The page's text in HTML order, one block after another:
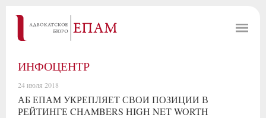
ИНФОЦЕНТР
24 июля 2018
АБ ЕПАМ УКРЕПЛЯЕТ СВОИ ПОЗИЦИИ В
РЕЙТИНГЕ CHAMBERS HIGH NET WORTH